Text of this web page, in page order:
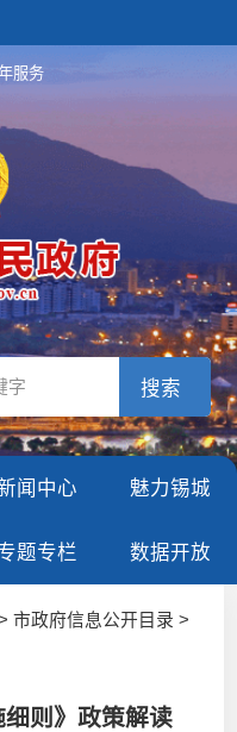
服务
闻中心 魅力锡城
题专栏 数据开放
市政府信息公开目录 >
细则》政策解读